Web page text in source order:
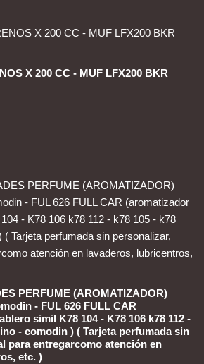
X 200 CC - MUF LFX200 BKR
PERFUME (AROMATIZADOR)
- FUL 626 FULL CAR
simil K78 104 - K78 106 k78 112 -
- comodin ) ( Tarjeta perfumada sin
para entregarcomo atención en
etc. )